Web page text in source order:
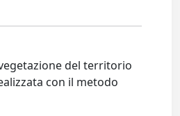
del territorio
con il metodo